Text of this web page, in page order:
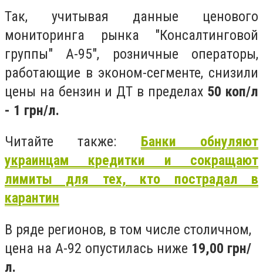
Так, учитывая данные ценового
мониторинга рынка "Консалтинговой
группы" А-95", розничные операторы,
работающие в эконом-сегменте, снизили
цены на бензин и ДТ в пределах 50 коп/л
- 1 грн/л.
Читайте также: Банки обнуляют
украинцам кредитки и сокращают
лимиты для тех, кто пострадал в
карантин
В ряде регионов, в том числе столичном,
цена на А-92 опустилась ниже 19,00 грн/
л.